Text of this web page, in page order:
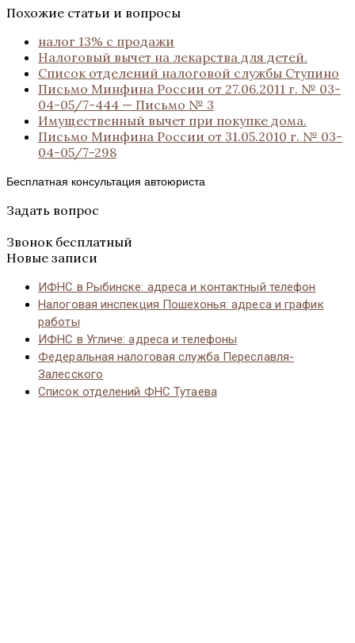
Похожие статьи и вопросы
налог 13% с продажи
Налоговый вычет на лекарства для детей.
Список отделений налоговой службы Ступино
Письмо Минфина России от 27.06.2011 г. № 03-
04-05/7-444 — Письмо № 3
Имущественный вычет при покупке дома.
Письмо Минфина России от 31.05.2010 г. № 03-
04-05/7-298
Бесплатная консультация автоюриста
Задать вопрос
Звонок бесплатный
Новые записи
ИФНС в Рыбинске: адреса и контактный телефон
Налоговая инспекция Пошехонья: адреса и график
работы
ИФНС в Угличе: адреса и телефоны
Федеральная налоговая служба Переславля-
Залесского
Список отделений ФНС Тутаева